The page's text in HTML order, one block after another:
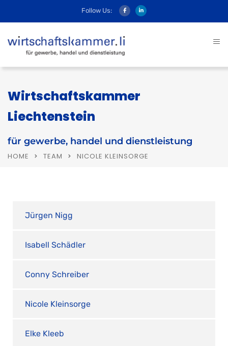
Follow Us:
Wirtschaftskammer
Liechtenstein
für gewerbe, handel und dienstleistung
HOME TEAM NICOLE KLEINSORGE
Jürgen Nigg
Isabell Schädler
Conny Schreiber
Nicole Kleinsorge
Elke Kleeb